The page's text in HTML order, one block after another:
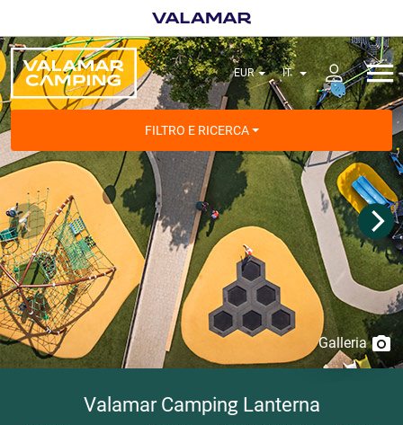
FILTRO E RICERCA
Galleria
Valamar Camping Lanterna